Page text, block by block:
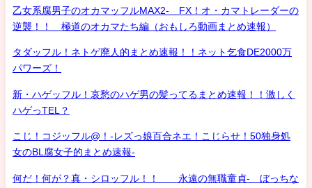
乙女系腐男子のオカマッフルMAX2- FX！オ・カマトレーダーの
逆襲！！ 極道のオカマたち編（おもしろ動画まとめ速報）
タダッフル！ネトゲ廃人的まとめ速報！！ネット乞食DE2000万
パワーズ！
新・ハゲッフル！哀愁のハゲ男の髪ってるまとめ速報！！激しく
ハゲっTEL？
こじ！コジッフル@！-レズっ娘百合ネエ！こじらせ！50独身処
女のBL腐女子的まとめ速報-
何だ！何が？真・シロッフル！！ 永遠の無職童貞- ぼっちな